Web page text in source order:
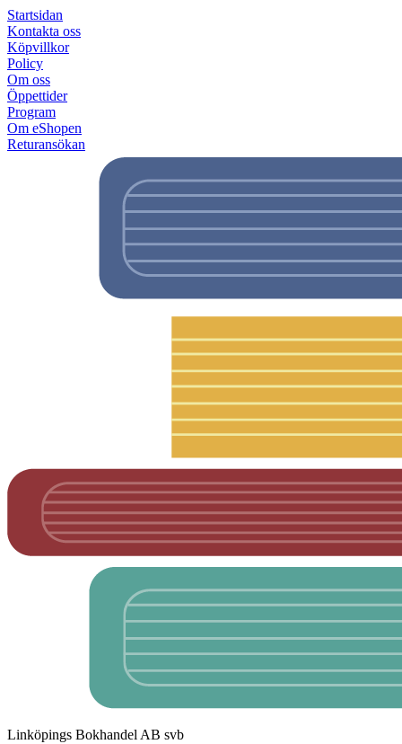
Startsidan
Kontakta oss
Köpvillkor
Policy
Om oss
Öppettider
Program
Om eShopen
Returansökan
Linköpings Bokhandel AB svb